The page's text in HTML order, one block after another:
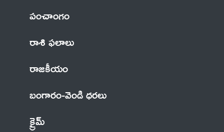
పంచాంగం
రాశి ఫలాలు
రాజకీయం
బంగారం-వెండి ధరలు
క్రైమ్